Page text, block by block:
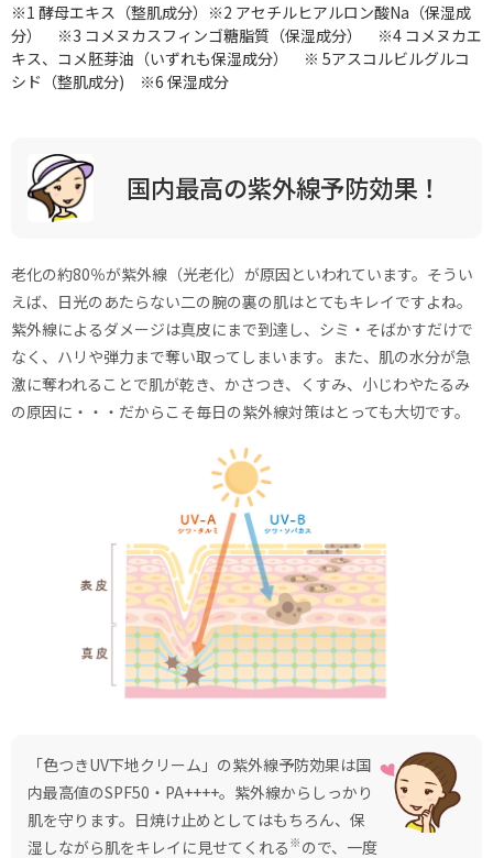
※1 酵母エキス（整肌成分）※2 アセチルヒアルロン酸Na（保湿成
分） ※3 コメヌカスフィンゴ糖脂質（保湿成分） ※4 コメヌカエ
キス、コメ胚芽油（いずれも保湿成分） ※ 5アスコルビルグルコ
シド（整肌成分) ※6 保湿成分
国内最高の紫外線予防効果！
老化の約80％が紫外線（光老化）が原因といわれています。そうい
えば、日光のあたらない二の腕の裏の肌はとてもキレイですよね。
紫外線によるダメージは真皮にまで到達し、シミ・そばかすだけで
なく、ハリや弾力まで奪い取ってしまいます。また、肌の水分が急
激に奪われることで肌が乾き、かさつき、くすみ、小じわやたるみ
の原因に・・・だからこそ毎日の紫外線対策はとっても大切です。
「色つきUV下地クリーム」の紫外線予防効果は国
内最高値のSPF50・PA++++。紫外線からしっかり
肌を守ります。日焼け止めとしてはもちろん、保
湿しながら肌をキレイに見せてくれる ※ ので、一度